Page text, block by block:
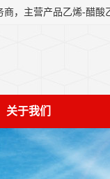
关于我们